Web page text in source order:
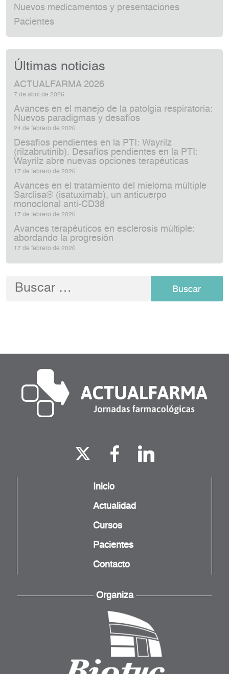
Nuevos medicamentos y presentaciones
Pacientes
Últimas noticias
ACTUALFARMA 2026
7 de abril de 2026
Avances en el manejo de la patolgia respiratoria:
Nuevos paradigmas y desafíos
24 de febrero de 2026
Desafíos pendientes en la PTI: Wayrilz
(rilzabrutinib). Desafíos pendientes en la PTI:
Wayrilz abre nuevas opciones terapéuticas
17 de febrero de 2026
Avances en el tratamiento del mieloma múltiple
Sarclisa® (isatuximab), un anticuerpo
monoclonal anti‑CD38
17 de febrero de 2026
Avances terapéuticos en esclerosis múltiple:
abordando la progresión
17 de febrero de 2026
Buscar:
Inicio
Actualidad
Cursos
Pacientes
Contacto
Organiza